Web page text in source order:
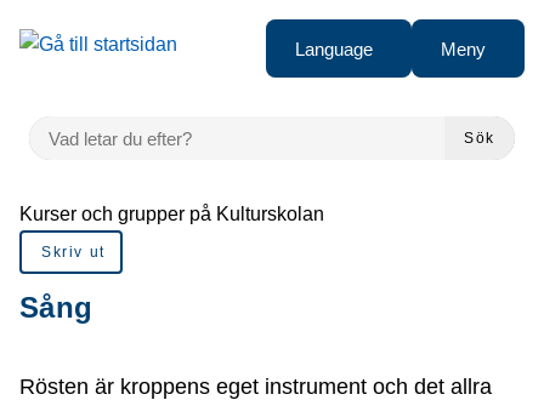
Gå till innehåll
till sidomeny
Language Meny
VAD LETAR DU EFTER?
Sök
Du är här:
Kurser och grupper på Kulturskolan
Skriv ut
Sång
Rösten är kroppens eget instrument och det allra